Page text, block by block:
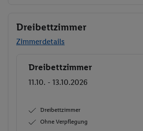
Dreibettzimmer
Zimmerdetails
Buchen
Dreibettzimmer
11.10. - 13.10.2026
Dreibettzimmer
Ohne Verpflegung